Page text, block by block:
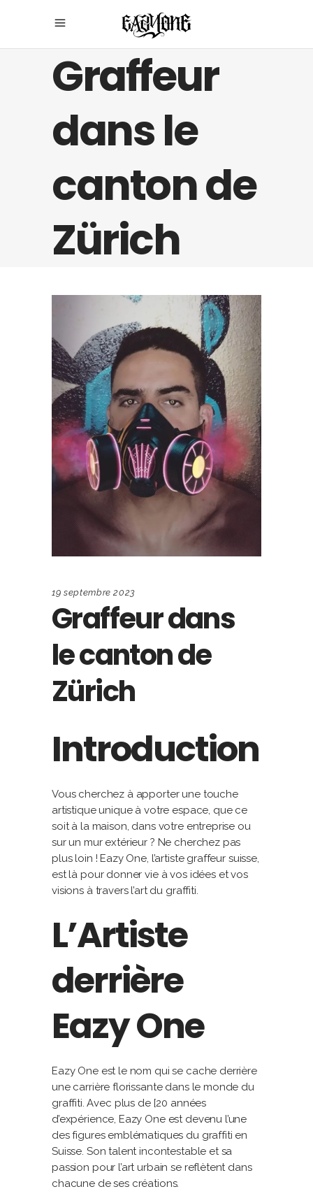
Graffeur
dans le
canton de
Zürich
19 septembre 2023
Graffeur dans
le canton de
Zürich
Introduction
Vous cherchez à apporter une touche
artistique unique à votre espace, que ce
soit à la maison, dans votre entreprise ou
sur un mur extérieur ? Ne cherchez pas
plus loin ! Eazy One, l’artiste graffeur suisse,
est là pour donner vie à vos idées et vos
visions à travers l’art du graffiti.
L’Artiste
derrière
Eazy One
Eazy One est le nom qui se cache derrière
une carrière florissante dans le monde du
graffiti. Avec plus de [20 années
d’expérience, Eazy One est devenu l’une
des figures emblématiques du graffiti en
Suisse. Son talent incontestable et sa
passion pour l’art urbain se reflètent dans
chacune de ses créations.